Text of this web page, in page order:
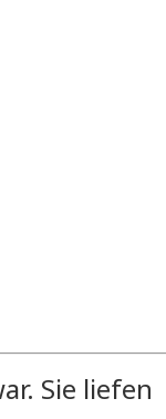
Sie liefen